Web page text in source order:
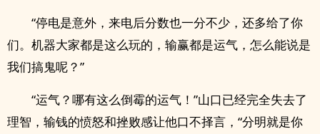
“停电是意外，来电后分数也一分不少，还多给了你
们。机器大家都是这么玩的，输赢都是运气，怎么能说是
我们搞鬼呢？”
“运气？哪有这么倒霉的运气！”山口已经完全失去了
理智，输钱的愤怒和挫败感让他口不择言，“分明就是你